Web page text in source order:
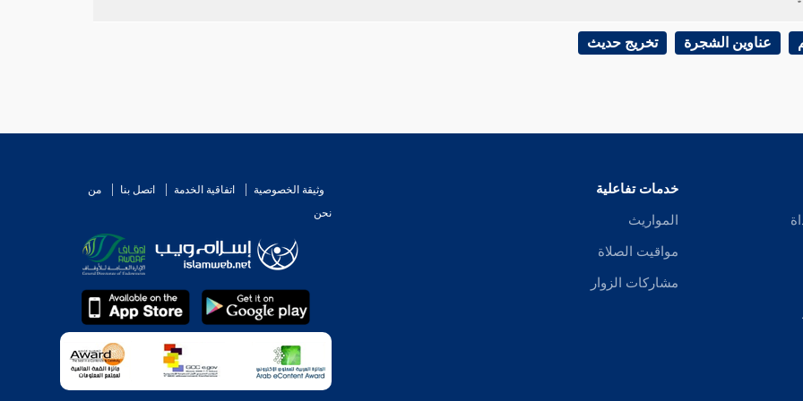
عناوين الشجرة تخريج حديث
خدمات تفاعلية
المواريث
مواقيت الصلاة
مشاركات الزوار
وثيقة الخصوصية اتفاقية الخدمة اتصل بنا
من
نحن